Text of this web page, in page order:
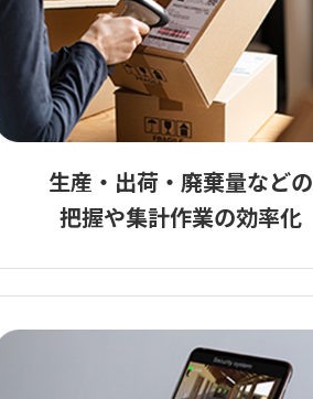
生産・出荷・廃棄量などの
把握や集計作業の効率化